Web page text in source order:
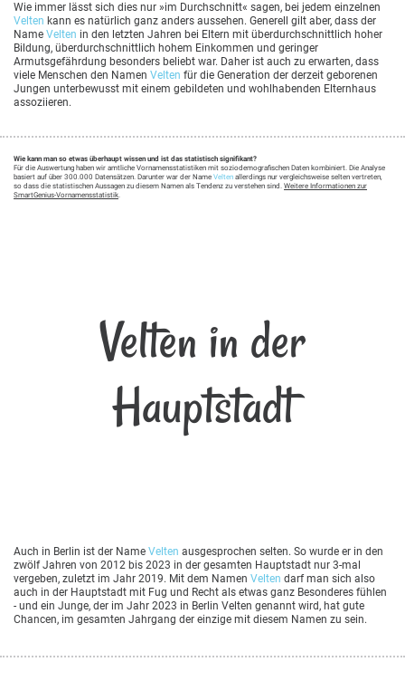
Wie immer lässt sich dies nur »im Durchschnitt« sagen, bei jedem einzelnen
Velten kann es natürlich ganz anders aussehen. Generell gilt aber, dass der
Name Velten in den letzten Jahren bei Eltern mit überdurchschnittlich hoher
Bildung, überdurchschnittlich hohem Einkommen und geringer
Armutsgefährdung besonders beliebt war. Daher ist auch zu erwarten, dass
viele Menschen den Namen Velten für die Generation der derzeit geborenen
Jungen unterbewusst mit einem gebildeten und wohlhabenden Elternhaus
assoziieren.
Wie kann man so etwas überhaupt wissen und ist das statistisch signifikant?
Für die Auswertung haben wir amtliche Vornamensstatistiken mit soziodemografischen Daten kombiniert. Die Analyse
basiert auf über 300.000 Datensätzen. Darunter war der Name Velten allerdings nur vergleichsweise selten vertreten,
so dass die statistischen Aussagen zu diesem Namen als Tendenz zu verstehen sind. Weitere Informationen zur
SmartGenius-Vornamensstatistik.
Velten in der
Hauptstadt
Auch in Berlin ist der Name Velten ausgesprochen selten. So wurde er in den
zwölf Jahren von 2012 bis 2023 in der gesamten Hauptstadt nur 3-mal
vergeben, zuletzt im Jahr 2019. Mit dem Namen Velten darf man sich also
auch in der Hauptstadt mit Fug und Recht als etwas ganz Besonderes fühlen
- und ein Junge, der im Jahr 2023 in Berlin Velten genannt wird, hat gute
Chancen, im gesamten Jahrgang der einzige mit diesem Namen zu sein.